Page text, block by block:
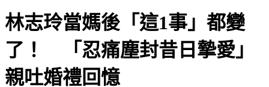
林志玲當媽後「這1事」都變
了！ 「忍痛塵封昔日摯愛」
親吐婚禮回憶